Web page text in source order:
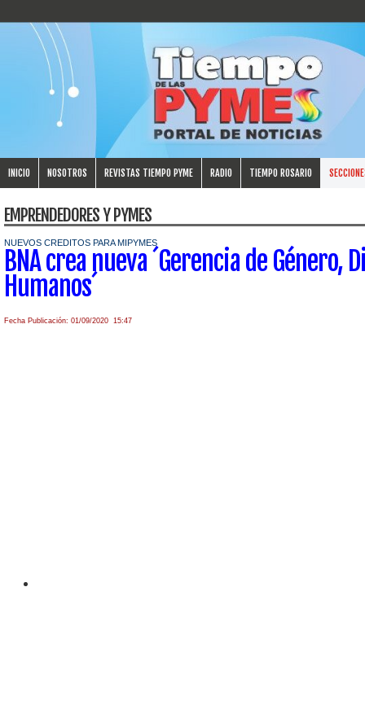
INICIO NOSOTROS REVISTAS TIEMPO PYME RADIO TIEMPO ROSARIO
EMPRENDEDORES Y PYMES
NUEVOS CREDITOS PARA MIPYMES
BNA crea nueva ´Gerencia de Género,
Humanos´
Fecha Publicación: 01/09/2020 15:47